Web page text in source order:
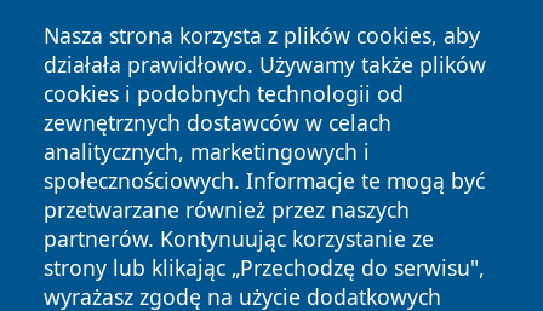
Nasza strona korzysta z plików cookies, aby
działała prawidłowo. Używamy także plików
cookies i podobnych technologii od
zewnętrznych dostawców w celach
analitycznych, marketingowych i
społecznościowych. Informacje te mogą być
przetwarzane również przez naszych
partnerów. Kontynuując korzystanie ze
strony lub klikając „Przechodzę do serwisu",
wyrażasz zgodę na użycie dodatkowych
Copyright © 2026 wiadomosciolsztyn.pl Wszystkie prawa
zastrzeżone.
News Autorzy
Polityka
Prywatności
Polityka
Cookies